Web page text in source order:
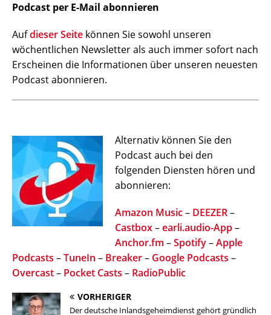
Podcast per E-Mail abonnieren
Aufdieser Seite können Sie sowohl unseren
wöchentlichen Newsletter als auch immer sofort nach
Erscheinen die Informationen über unseren neuesten
Podcast abonnieren.
Alternativ können Sie den
Podcast auch bei den
folgenden Diensten hören und
abonnieren:
Amazon Music– DEEZER–
Castbox–earli.audio-App–
Anchor.fm –Spotify–Apple
Podcasts –TuneIn – Breaker– Google Podcasts –
Overcast– Pocket Casts – RadioPublic
VORHERIGER
Der deutsche Inlandsgeheimdienst gehört gründlich